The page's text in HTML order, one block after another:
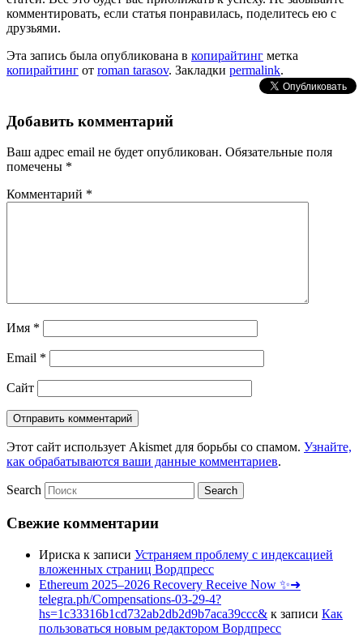
комментировать, если статья понравилась, поделитесь ею с
друзьями.
Эта запись была опубликована в копирайтинг метка
копирайтинг от roman tarasov. Закладки permalink.
Добавить комментарий
Ваш адрес email не будет опубликован. Обязательные поля
помечены *
Комментарий *
Имя *
Email *
Сайт
Этот сайт использует Akismet для борьбы со спамом. Узнайте,
как обрабатываются ваши данные комментариев.
Search
Свежие комментарии
Ириска к записи Устраняем проблему с индексацией
вложенных страниц Вордпресс
Ethereum 2025–2026 Recovery Receive Now ✨➜
telegra.ph/Compensations-03-29-4?
hs=1c33316b1cd732ab2db2d9b7aca39ccc& к записи Как
пользоваться новым редактором Вордпресс